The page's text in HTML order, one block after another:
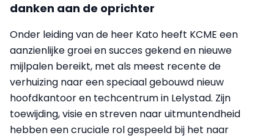
danken aan de oprichter
Onder leiding van de heer Kato heeft KCME een
aanzienlijke groei en succes gekend en nieuwe
mijlpalen bereikt, met als meest recente de
verhuizing naar een speciaal gebouwd nieuw
hoofdkantoor en techcentrum in Lelystad. Zijn
toewijding, visie en streven naar uitmuntendheid
hebben een cruciale rol gespeeld bij het naar